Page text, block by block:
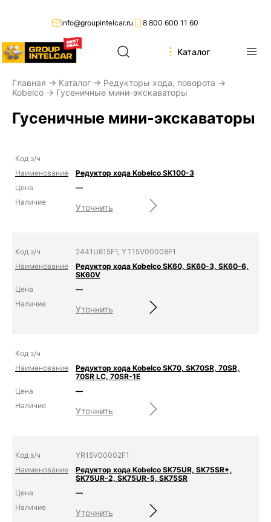
8 800 600 11 60
info@groupintelcar.ru
Каталог
Главная → Каталог → Редукторы хода, поворота →
Kobelco → Гусеничные мини-экскаваторы
Гусеничные мини-экскаваторы
Редуктор хода Kobelco SK100-3
—
Уточнить
2441U815F1, YT15V00008F1
Редуктор хода Kobelco SK60, SK60-3, SK60-6,
SK60V
—
Уточнить
Редуктор хода Kobelco SK70, SK70SR, 70SR,
70SR LC, 70SR-1E
—
Уточнить
YR15V00002F1
Редуктор хода Kobelco SK75UR, SK75SR+,
SK75UR-2, SK75UR-5, SK75SR
—
Уточнить